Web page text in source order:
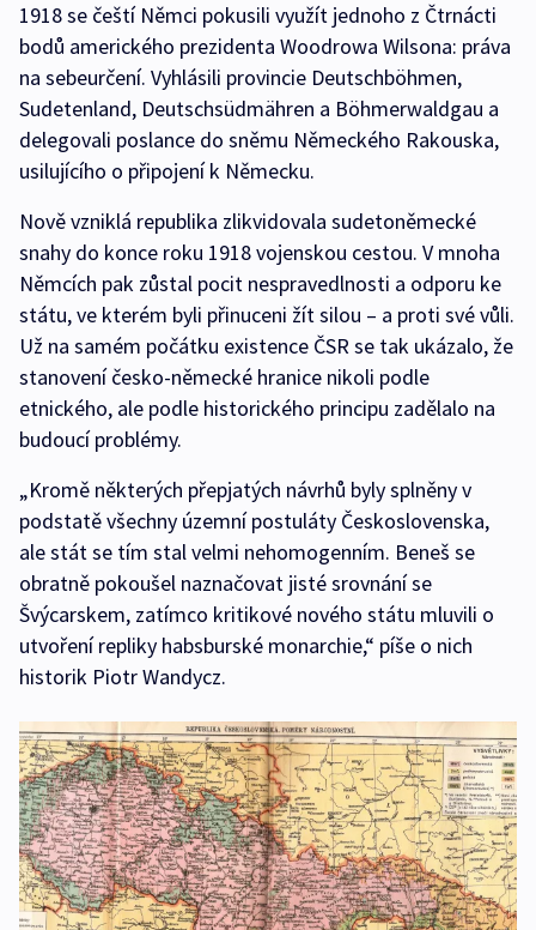
1918 se čeští Němci pokusili využít jednoho z Čtrnácti
bodů amerického prezidenta Woodrowa Wilsona: práva
na sebeurčení. Vyhlásili provincie Deutschböhmen,
Sudetenland, Deutschsüdmähren a Böhmerwaldgau a
delegovali poslance do sněmu Německého Rakouska,
usilujícího o připojení k Německu.
Nově vzniklá republika zlikvidovala sudetoněmecké
snahy do konce roku 1918 vojenskou cestou. V mnoha
Němcích pak zůstal pocit nespravedlnosti a odporu ke
státu, ve kterém byli přinuceni žít silou – a proti své vůli.
Už na samém počátku existence ČSR se tak ukázalo, že
stanovení česko-německé hranice nikoli podle
etnického, ale podle historického principu zadělalo na
budoucí problémy.
„Kromě některých přepjatých návrhů byly splněny v
podstatě všechny územní postuláty Československa,
ale stát se tím stal velmi nehomogenním. Beneš se
obratně pokoušel naznačovat jisté srovnání se
Švýcarskem, zatímco kritikové nového státu mluvili o
utvoření repliky habsburské monarchie,“ píše o nich
historik Piotr Wandycz.